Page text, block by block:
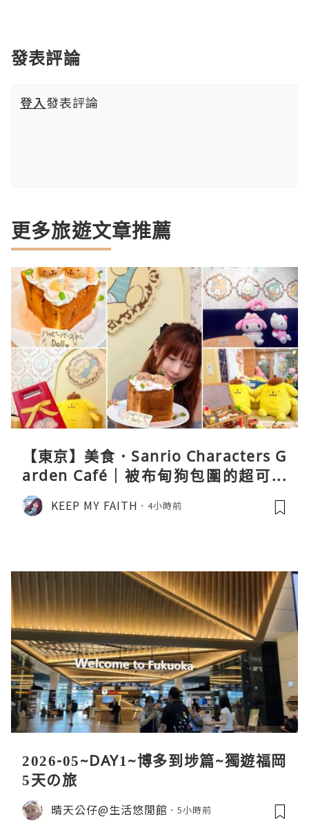
發表評論
登入發表評論
更多旅遊文章推薦
【東京】美食．Sanrio Characters G
arden Café｜被布甸狗包圍的超可愛
下午茶體驗
KEEP MY FAITH 4小時前
2026-05~DAY1~博多到埗篇~獨遊福岡
5天の旅
晴天公仔@生活悠閒館 5小時前